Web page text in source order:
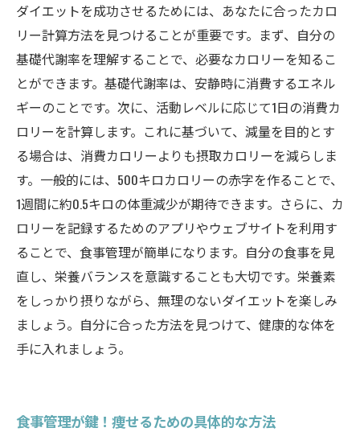
ダイエットを成功させるためには、あなたに合ったカロ
リー計算方法を見つけることが重要です。まず、自分の
基礎代謝率を理解することで、必要なカロリーを知るこ
とができます。基礎代謝率は、安静時に消費するエネル
ギーのことです。次に、活動レベルに応じて1日の消費カ
ロリーを計算します。これに基づいて、減量を目的とす
る場合は、消費カロリーよりも摂取カロリーを減らしま
す。一般的には、500キロカロリーの赤字を作ることで、
1週間に約0.5キロの体重減少が期待できます。さらに、カ
ロリーを記録するためのアプリやウェブサイトを利用す
ることで、食事管理が簡単になります。自分の食事を見
直し、栄養バランスを意識することも大切です。栄養素
をしっかり摂りながら、無理のないダイエットを楽しみ
ましょう。自分に合った方法を見つけて、健康的な体を
手に入れましょう。
食事管理が鍵！痩せるための具体的な方法